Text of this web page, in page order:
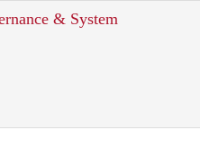
& System